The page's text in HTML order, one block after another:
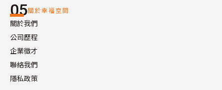
05關於幸福空間
關於我們
公司歷程
企業徵才
聯絡我們
隱私政策